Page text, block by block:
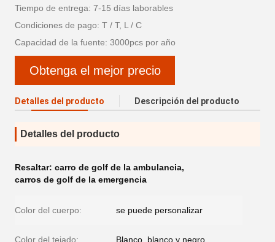
Tiempo de entrega: 7-15 días laborables
Condiciones de pago: T / T, L / C
Capacidad de la fuente: 3000pcs por año
Obtenga el mejor precio
Detalles del producto Descripción del producto
Detalles del producto
Resaltar: carro de golf de la ambulancia,
carros de golf de la emergencia
Color del cuerpo: se puede personalizar
Color del tejado: Blanco, blanco y negro